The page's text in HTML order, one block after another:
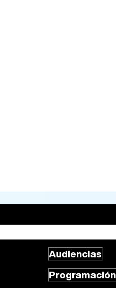
Audiencias
Programación